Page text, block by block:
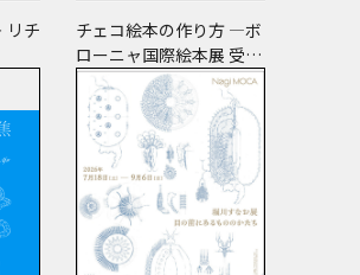
リチ
チェコ絵本の作り方 ―ボ
ローニャ国際絵本展 受賞
絵本から日･チェコ共作
のコミックまで―